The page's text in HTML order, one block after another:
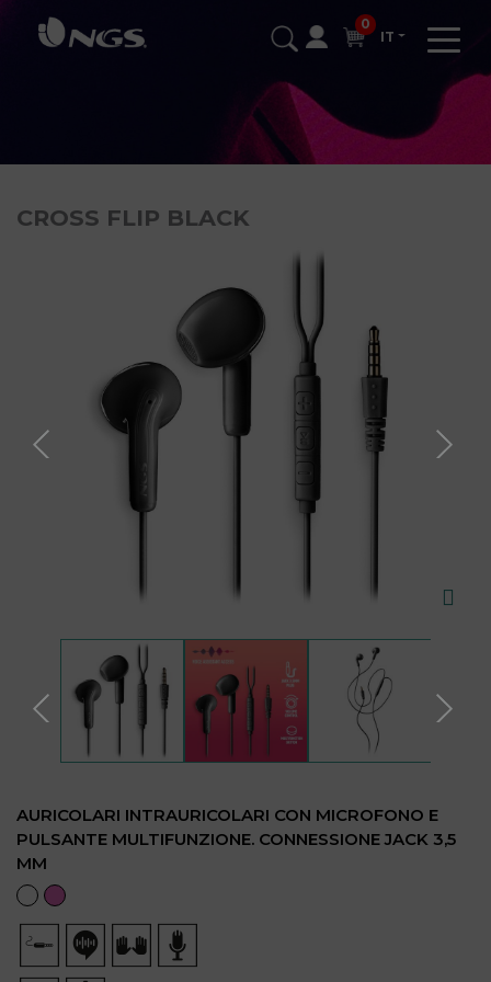
0
IT
CROSS FLIP BLACK
AURICOLARI INTRAURICOLARI CON MICROFONO E
PULSANTE MULTIFUNZIONE. CONNESSIONE JACK 3,5
MM